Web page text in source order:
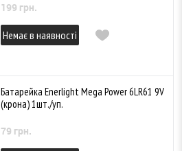
199 грн.
Немає в наявності
Батарейка Enerlight Mega Power 6LR61 9V
(крона) 1шт./уп.
79 грн.